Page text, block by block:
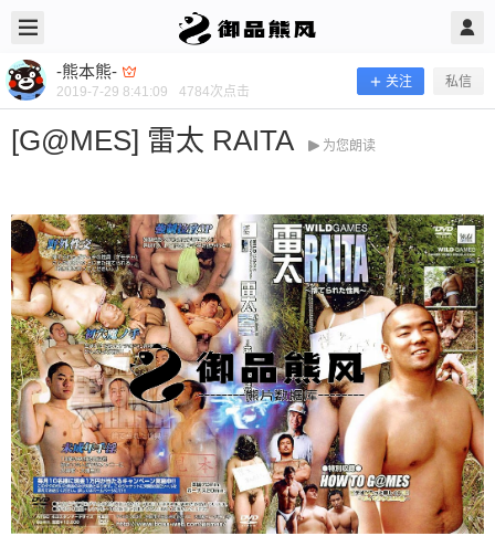
-熊本熊-
2019-7-29 8:41:09 4784次点击
关注 私信
[G@MES] 雷太 RAITA 为您朗读
-熊本熊- @ 御品熊风 2019/7/29
[G@MES] 雷太 RAITA
当前隐藏内容需要支付100熊币 已有66人支付 登录
立刻注册 0 收藏